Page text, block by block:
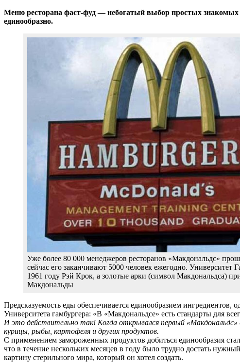
Меню ресторана фаст-фуд — небогатый выбор простых знакомых
единообразно.
Уже более 80 000 менеджеров ресторанов «Макдональдс»
сейчас его заканчивают 5000 человек ежегодно. Университет
1961 году Рэй Крок, а золотые арки (символ Макдональдса)
Макдональды
Предсказуемость еды обеспечивается единообразием
Университета гамбургера: «В «Макдональдсе» есть стандарты для
И это действительно так! Когда открывался первый
курицы, рыбы, картофеля и других продуктов.
С применением замороженных продуктов добиться единообразия
что в течение нескольких месяцев в году было трудно достать
картину стерильного мира, который он хотел создать.